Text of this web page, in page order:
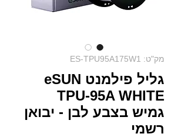
מק"ט: ES-TPU95A175W1
גליל פילמנט eSUN
TPU-95A WHITE
גמיש בצבע לבן - יבואן
רשמי